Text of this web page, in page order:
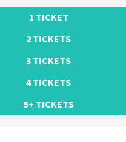
1 TICKET
2 TICKETS
3 TICKETS
4 TICKETS
5+ TICKETS